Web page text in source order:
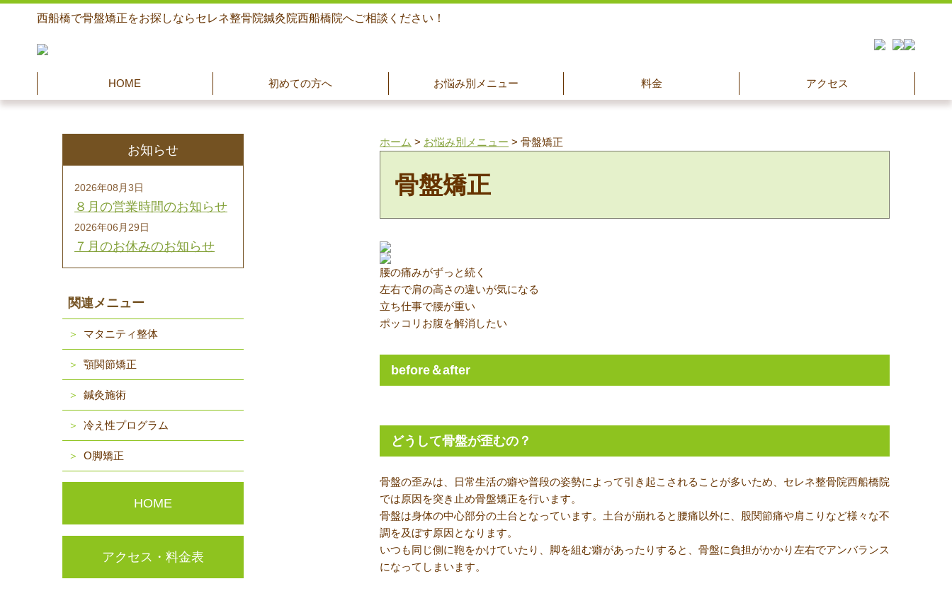
西船橋で骨盤矯正をお探しならセレネ整骨院鍼灸院西船橋院へご相談ください！
HOME 初めての方へ お悩み別メニュー 料金 アクセス
ホーム > お悩み別メニュー > 骨盤矯正
骨盤矯正
腰の痛みがずっと続く
左右で肩の高さの違いが気になる
立ち仕事で腰が重い
ポッコリお腹を解消したい
before＆after
どうして骨盤が歪むの？
骨盤の歪みは、日常生活の癖や普段の姿勢によって引き起こされることが多いため、セレネ整骨院西船橋院
では原因を突き止め骨盤矯正を行います。
骨盤は身体の中心部分の土台となっています。土台が崩れると腰痛以外に、股関節痛や肩こりなど様々な不
調を及ぼす原因となります。
いつも同じ側に鞄をかけていたり、脚を組む癖があったりすると、骨盤に負担がかかり左右でアンバランス
になってしまいます。
お知らせ
2026年08月3日
８月の営業時間のお知らせ
2026年06月29日
７月のお休みのお知らせ
関連メニュー
マタニティ整体
顎関節矯正
鍼灸施術
冷え性プログラム
O脚矯正
HOME
アクセス・料金表